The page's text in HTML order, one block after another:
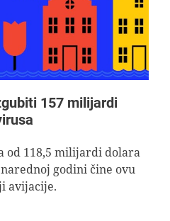
157 milijardi
od 118,5 milijardi dolara
godini čine ovu
avijacije.